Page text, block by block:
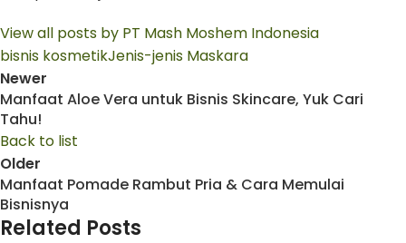
View all posts by PT Mash Moshem Indonesia
bisnis kosmetikJenis-jenis Maskara
Newer
Manfaat Aloe Vera untuk Bisnis Skincare, Yuk Cari
Tahu!
Back to list
Older
Manfaat Pomade Rambut Pria & Cara Memulai
Bisnisnya
Related Posts